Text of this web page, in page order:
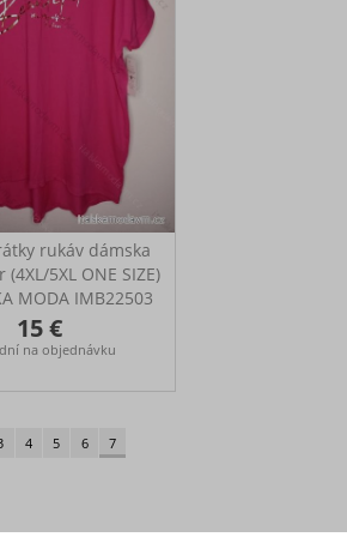
rukáv dámska
5XL ONE SIZE)
MODA IMB22503
150cm, Boky 130-
Dĺžka 73-80cm
15 €
na objednávku
4 5 6 7